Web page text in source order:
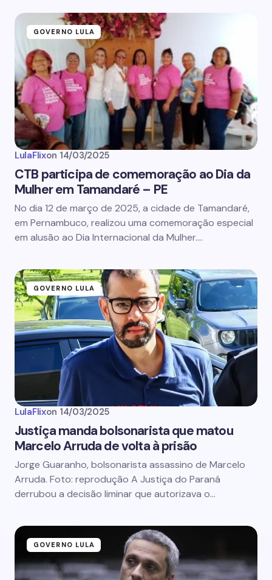
GOVERNO LULA
LulaFlixon 14/03/2025
CTB participa de comemoração ao Dia da
Mulher em Tamandaré – PE
No dia 12 de março de 2025, a cidade de Tamandaré,
em Pernambuco, realizou uma comemoração especial
em alusão ao Dia Internacional da Mulher.…
GOVERNO LULA
LulaFlixon 14/03/2025
Justiça manda bolsonarista que matou
Marcelo Arruda de volta à prisão
Jorge Guaranho, bolsonarista assassino de Marcelo
Arruda. Foto: reprodução A Justiça do Paraná
derrubou a decisão liminar que autorizava o…
GOVERNO LULA